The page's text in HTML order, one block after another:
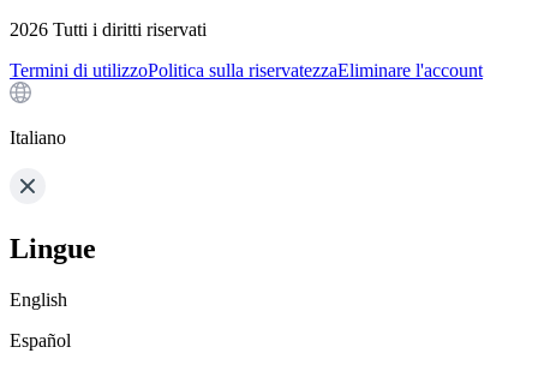
2026 Tutti i diritti riservati
Termini di utilizzoPolitica sulla riservatezzaEliminare l'account
Italiano
Lingue
English
Español